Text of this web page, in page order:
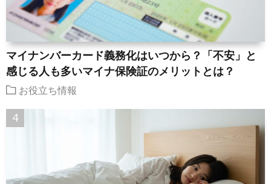
マイナンバーカード義務化はいつから？「不安」と
感じる人も多いマイナ保険証のメリットとは？
お役立ち情報